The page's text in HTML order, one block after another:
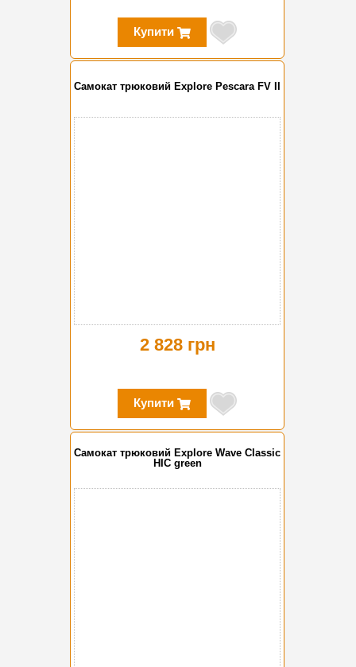
Купити
Самокат трюковий Explore Pescara FV II
2 828 грн
Купити
Самокат трюковий Explore Wave Classic
HIC green